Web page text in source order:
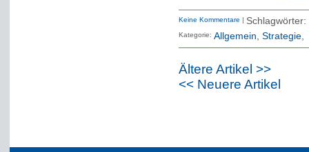
Keine Kommentare | Schlagwörter:
Kategorie: Allgemein Strategie
Ältere Artikel >>
<< Neuere Artikel